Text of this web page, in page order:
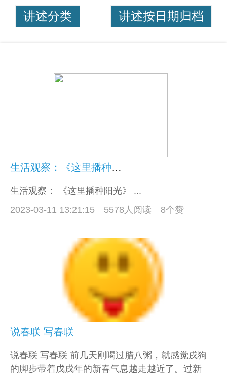
讲述分类 讲述按日期归档
生活观察：《这里播种阳光》
生活观察： 《这里播种阳光》 ...
2023-03-11 13:21:15
5578人阅读 8个赞
说春联 写春联
说春联 写春联 前几天刚喝过腊八粥，就感觉戌狗
的脚步带着戊戌年的新春气息越走越近了。过新